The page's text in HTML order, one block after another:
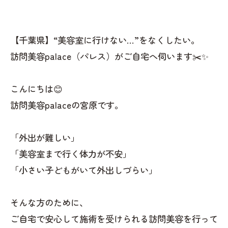
【千葉県】“美容室に行けない…”をなくしたい。
訪問美容palace（パレス）がご自宅へ伺います✂️✨
こんにちは😊
訪問美容palaceの宮原です。
「外出が難しい」
「美容室まで行く体力が不安」
「小さい子どもがいて外出しづらい」
そんな方のために、
ご自宅で安心して施術を受けられる訪問美容を行って